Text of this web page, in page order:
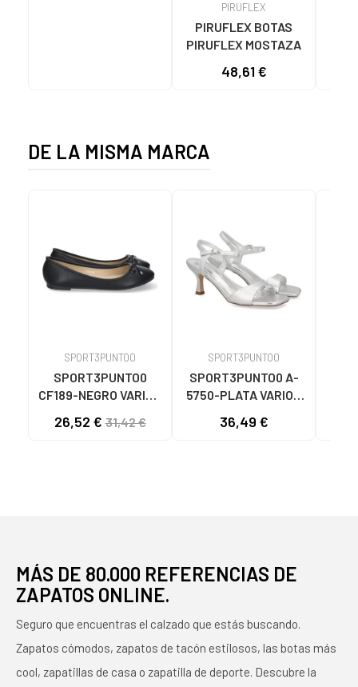
PIRUFLEX
PIRUFLEX BOTAS
PIRUFLEX MOSTAZA
48,61 €
DE LA MISMA MARCA
SPORT3PUNTO0
SPORT3PUNTO0
CF189-NEGRO VARIOS
26,52 €31,42 €
SPORT3PUNTO0
SPORT3PUNTO0 A-
5750-PLATA VARIOS
36,49 €
MÁS DE 80.000 REFERENCIAS DE
ZAPATOS ONLINE.
Seguro que encuentras el calzado que estás buscando.
Zapatos cómodos, zapatos de tacón estilosos, las botas más
cool, zapatillas de casa o zapatilla de deporte. Descubre la